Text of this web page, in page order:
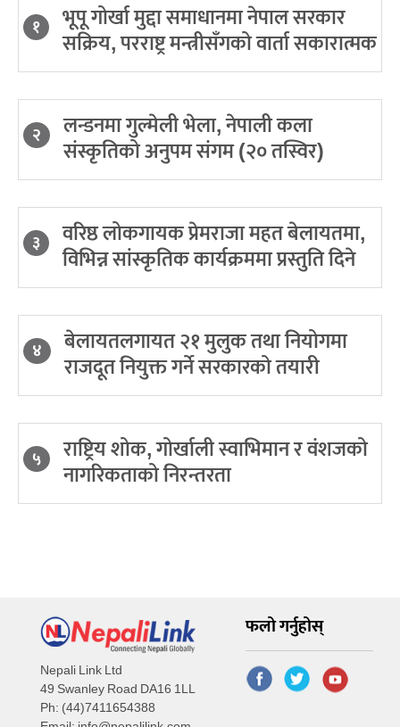
१ भूपू गोर्खा मुद्दा समाधानमा नेपाल सरकार
सक्रिय, परराष्ट्र मन्त्रीसँगको वार्ता सकारात्मक
२ लन्डनमा गुल्मेली भेला, नेपाली कला
संस्कृतिको अनुपम संगम (२० तस्विर)
३ वरिष्ठ लोकगायक प्रेमराजा महत बेलायतमा,
विभिन्न सांस्कृतिक कार्यक्रममा प्रस्तुति दिने
४ बेलायतलगायत २१ मुलुक तथा नियोगमा
राजदूत नियुक्त गर्ने सरकारको तयारी
५ राष्ट्रिय शोक, गोर्खाली स्वाभिमान र वंशजको
नागरिकताको निरन्तरता
Nepali Link Ltd
49 Swanley Road DA16 1LL
Ph: (44)7411654388
फलो गर्नुहोस्